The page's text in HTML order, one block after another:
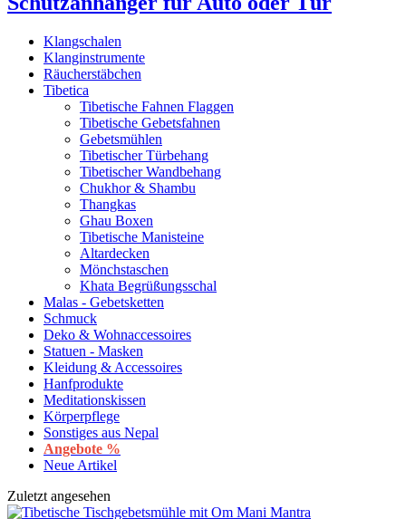
Klangschalen
Klanginstrumente
Räucherstäbchen
Tibetica
Tibetische Fahnen Flaggen
Tibetische Gebetsfahnen
Gebetsmühlen
Tibetischer Türbehang
Tibetischer Wandbehang
Chukhor & Shambu
Thangkas
Ghau Boxen
Tibetische Manisteine
Altardecken
Mönchstaschen
Khata Begrüßungsschal
Malas - Gebetsketten
Schmuck
Deko & Wohnaccessoires
Statuen - Masken
Kleidung & Accessoires
Hanfprodukte
Meditationskissen
Körperpflege
Sonstiges aus Nepal
Angebote %
Neue Artikel
Zuletzt angesehen